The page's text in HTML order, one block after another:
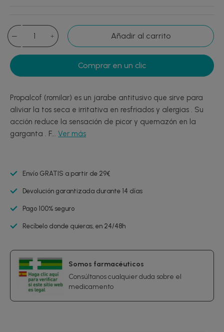
Añadir al carrito
Comprar en un clic
Propalcof (romilar) es un jarabe antitusivo que sirve para
aliviar la tos seca e irritativa en resfriados y alergias . Su
acción reduce la sensación de picor y quemazón en la
garganta . F... Ver más
Envío GRATIS a partir de 29€
Devolución garantizada durante 14 días
Pago 100% seguro
Recíbelo donde quieras, en 24/48h
Somos farmacéuticos
Consúltanos cualquier duda sobre el
medicamento